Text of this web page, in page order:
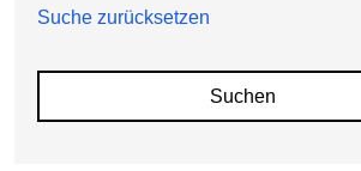
Suche zurücksetzen
Suchen